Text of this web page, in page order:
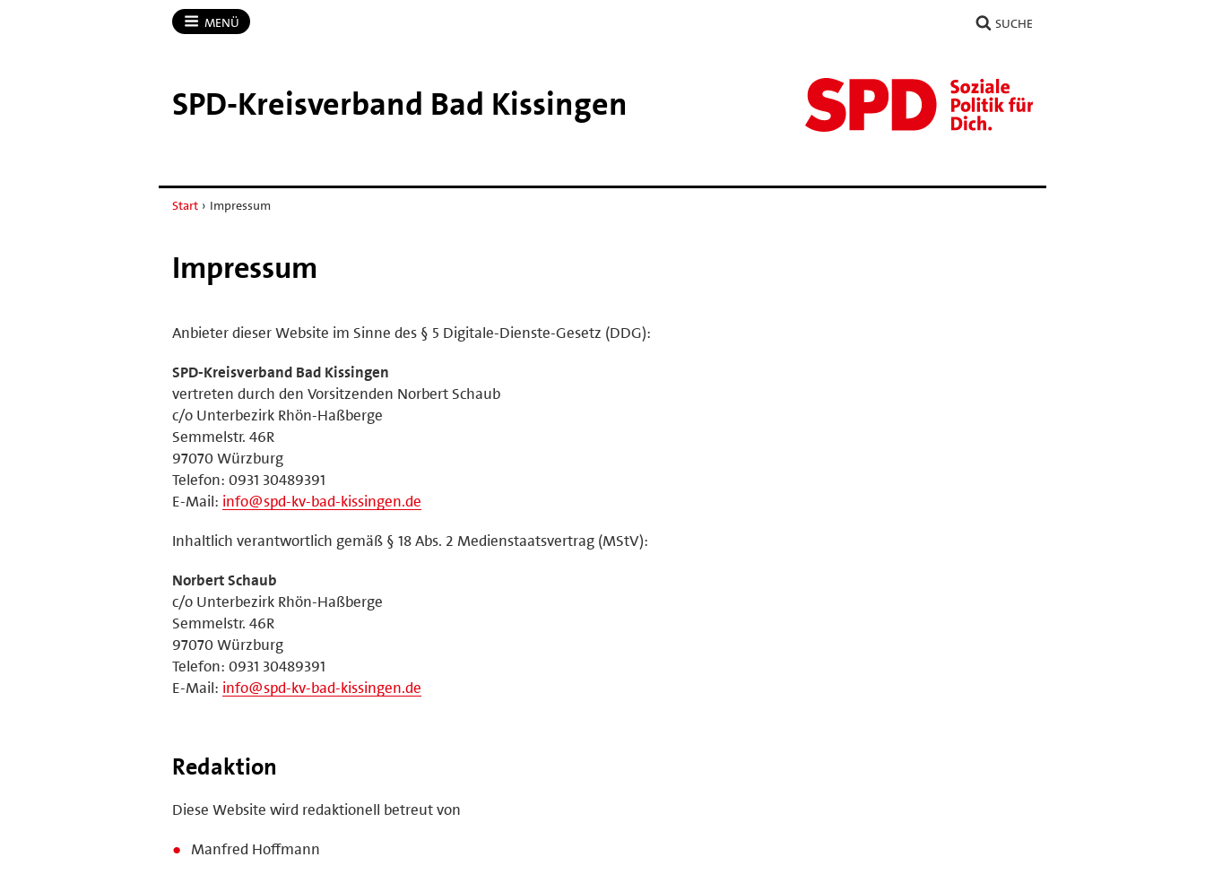
MENÜ SUCHE
SPD-​Kreisverband Bad Kissingen
Start › Impressum
Impressum
Anbieter dieser Website im Sinne des § 5 Digitale-Dienste-Gesetz (DDG):
SPD-Kreisverband Bad Kissingen
vertreten durch den Vorsitzenden Norbert Schaub
c/o Unterbezirk Rhön-Haßberge
Semmelstr. 46R
97070 Würzburg
Telefon: 0931 30489391
E-Mail: info@spd-kv-bad-kissingen.de
Inhaltlich verantwortlich gemäß § 18 Abs. 2 Medienstaatsvertrag (MStV):
Norbert Schaub
c/o Unterbezirk Rhön-Haßberge
Semmelstr. 46R
97070 Würzburg
Telefon: 0931 30489391
E-Mail: info@spd-kv-bad-kissingen.de
Redaktion
Diese Website wird redaktionell betreut von
Manfred Hoffmann